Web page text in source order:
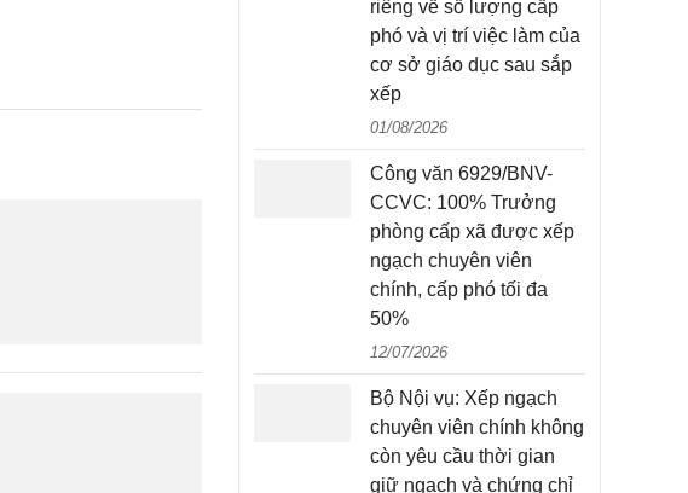
riêng về số lượng cấp
phó và vị trí việc làm của
cơ sở giáo dục sau sắp
xếp
01/08/2026
Công văn 6929/BNV-
CCVC: 100% Trưởng
phòng cấp xã được xếp
ngạch chuyên viên
chính, cấp phó tối đa
50%
12/07/2026
Bộ Nội vụ: Xếp ngạch
chuyên viên chính không
còn yêu cầu thời gian
giữ ngạch và chứng chỉ